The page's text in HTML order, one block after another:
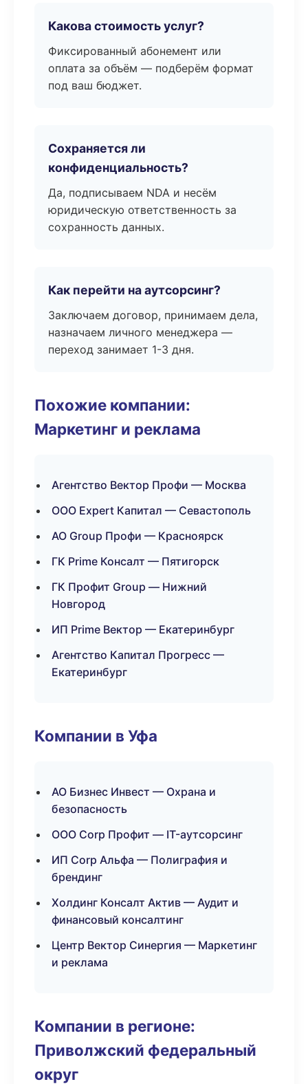
Какова стоимость услуг?
Фиксированный абонемент или
оплата за объём — подберём формат
под ваш бюджет.
Сохраняется ли
конфиденциальность?
Да, подписываем NDA и несём
юридическую ответственность за
сохранность данных.
Как перейти на аутсорсинг?
Заключаем договор, принимаем дела,
назначаем личного менеджера —
переход занимает 1-3 дня.
Похожие компании:
Маркетинг и реклама
Агентство Вектор Профи — Москва
ООО Expert Капитал — Севастополь
АО Group Профи — Красноярск
ГК Prime Консалт — Пятигорск
ГК Профит Group — Нижний
Новгород
ИП Prime Вектор — Екатеринбург
Агентство Капитал Прогресс —
Екатеринбург
Компании в Уфа
АО Бизнес Инвест — Охрана и
безопасность
ООО Corp Профит — IT-аутсорсинг
ИП Corp Альфа — Полиграфия и
брендинг
Холдинг Консалт Актив — Аудит и
финансовый консалтинг
Центр Вектор Синергия — Маркетинг
и реклама
Компании в регионе:
Приволжский федеральный
округ